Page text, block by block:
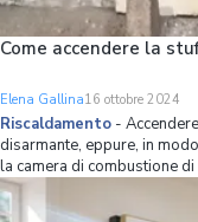
Come accendere la
Elena Gallina16 ottobre 2024
Riscaldamento -
disarmante, eppure, in
la camera di combustione
cui tenere conto. In particolare bisogna
La dispo